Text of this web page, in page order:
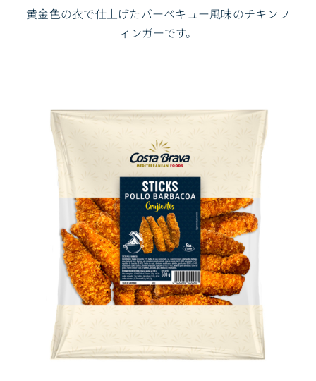
黄金色の衣で仕上げたバーベキュー風味のチキンフ
ィンガーです。